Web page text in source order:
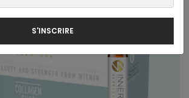
S'INSCRIRE